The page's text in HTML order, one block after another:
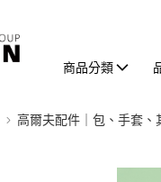
商品分類
高爾夫配件｜包、手套、